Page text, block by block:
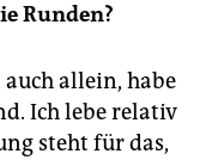
Runden?
allein, habe
Ich lebe relativ
steht für das,